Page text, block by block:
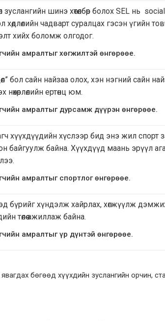
зуслангийн шинэ хөтөлбөр болох SEL нь
хөдлөлийн чадварт суралцах гэсэн үгийн
хийх боломж олгодог.
амралтыг хөгжилтэй өнгөрөөе.
бол сайн найзаа олох, хэн нэгний сайн
нөхөрлөлийн ертөнц юм.
амралтыг дурсамж дүүрэн өнгөрөөе.
хүүхдүүдийн хүслээр бид энэ жил спорт
байгуулж байна. Хүүхдүүд маань эрүүл
амралтыг спортлог өнгөрөөе.
бүрийг хүндэлж хайрлах, хөгжүүлж
төлөө ажиллаж байна.
амралтыг үр дүнтэй өнгөрөөе.
бөгөөд хүүхдийн зуслангийн орчин,